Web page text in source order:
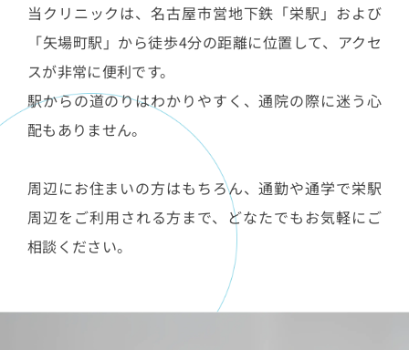
当クリニックは、名古屋市営地下鉄「栄駅」および
「矢場町駅」から徒歩4分の距離に位置して、アクセ
スが非常に便利です。
駅からの道のりはわかりやすく、通院の際に迷う心
配もありません。
周辺にお住まいの方はもちろん、通勤や通学で栄駅
周辺をご利用される方まで、どなたでもお気軽にご
相談ください。